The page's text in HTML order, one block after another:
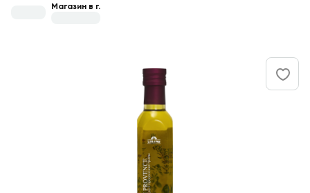
Магазин в г.